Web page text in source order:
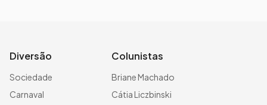
Diversão
Sociedade
Carnaval
Colunistas
Briane Machado
Cátia Liczbinski